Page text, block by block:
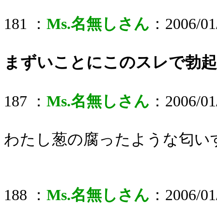
181 ： Ms.名無しさん ：2006/
まずいことにこのスレで勃
187 ： Ms.名無しさん ：2006/
わたし葱の腐ったような匂
188 ： Ms.名無しさん ：2006/